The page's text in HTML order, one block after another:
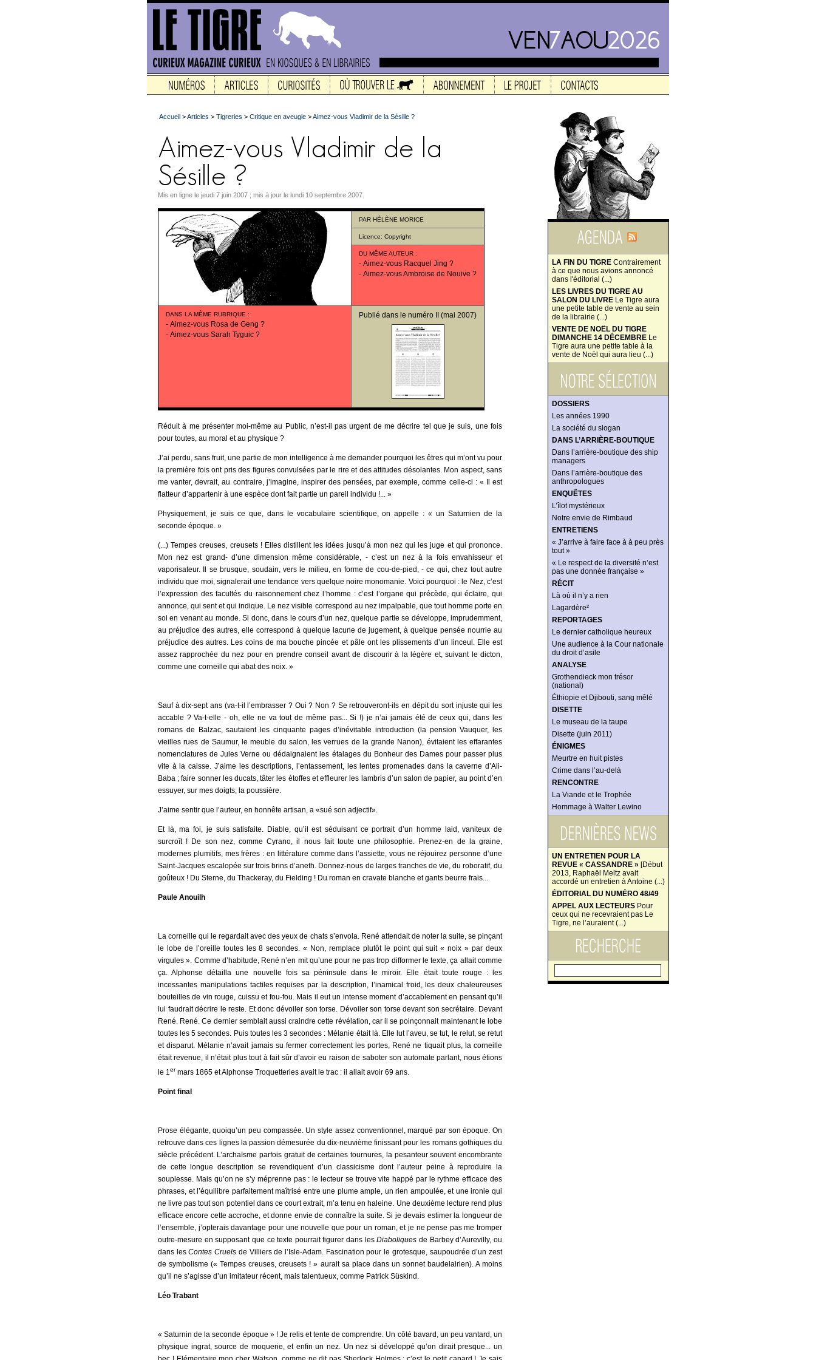
LA FIN DU TIGRE Contrairement
à ce que nous avions annoncé
dans l'éditorial (...)
LES LIVRES DU TIGRE AU
SALON DU LIVRE Le Tigre aura
une petite table de vente au sein
de la librairie (...)
VENTE DE NOËL DU TIGRE
DIMANCHE 14 DÉCEMBRE Le
Tigre aura une petite table à la
vente de Noël qui aura lieu (...)
DOSSIERS
Les années 1990
La société du slogan
DANS L’ARRIÈRE-BOUTIQUE
Dans l’arrière-boutique des ship
managers
Dans l’arrière-boutique des
anthropologues
ENQUÊTES
L’îlot mystérieux
Notre envie de Rimbaud
ENTRETIENS
« J’arrive à faire face à à peu près
tout »
« Le respect de la diversité n’est
pas une donnée française »
RÉCIT
Là où il n’y a rien
Lagardère²
REPORTAGES
Le dernier catholique heureux
Une audience à la Cour nationale
du droit d’asile
ANALYSE
Grothendieck mon trésor
(national)
Éthiopie et Djibouti, sang mêlé
DISETTE
Le museau de la taupe
Disette (juin 2011)
ÉNIGMES
Meurtre en huit pistes
Crime dans l’au-delà
RENCONTRE
La Viande et le Trophée
Hommage à Walter Lewino
UN ENTRETIEN POUR LA
REVUE « CASSANDRE » [Début
2013, Raphaël Meltz avait
accordé un entretien à Antoine (...)
ÉDITORIAL DU NUMÉRO 48/49
APPEL AUX LECTEURS Pour
ceux qui ne recevraient pas Le
Tigre, ne l’auraient (...)
Accueil >Articles > Tigreries > Critique en aveugle >Aimez-vous Vladimir de la Sésille ?
Mis en ligne le jeudi 7 juin 2007 ; mis à jour le lundi 10 septembre 2007.
PAR HÉLÈNE MORICE
Licence: Copyright
DU MÊME AUTEUR :
- Aimez-vous Racquel Jing ?
- Aimez-vous Ambroise de Nouive ?
DANS LA MÊME RUBRIQUE :
- Aimez-vous Rosa de Geng ?
- Aimez-vous Sarah Tyguic ?
Publié dans le numéro II (mai 2007)
Réduit à me présenter moi-même au Public, n’est-il pas urgent de me décrire tel que je suis, une fois
pour toutes, au moral et au physique ?
J’ai perdu, sans fruit, une partie de mon intelligence à me demander pourquoi les êtres qui m’ont vu pour
la première fois ont pris des figures convulsées par le rire et des attitudes désolantes. Mon aspect, sans
me vanter, devrait, au contraire, j’imagine, inspirer des pensées, par exemple, comme celle-ci : « Il est
flatteur d’appartenir à une espèce dont fait partie un pareil individu !... »
Physiquement, je suis ce que, dans le vocabulaire scientifique, on appelle : « un Saturnien de la
seconde époque. »
(...) Tempes creuses, creusets ! Elles distillent les idées jusqu’à mon nez qui les juge et qui prononce.
Mon nez est grand- d’une dimension même considérable, - c’est un nez à la fois envahisseur et
vaporisateur. Il se brusque, soudain, vers le milieu, en forme de cou-de-pied, - ce qui, chez tout autre
individu que moi, signalerait une tendance vers quelque noire monomanie. Voici pourquoi : le Nez, c’est
l’expression des facultés du raisonnement chez l’homme : c’est l’organe qui précède, qui éclaire, qui
annonce, qui sent et qui indique. Le nez visible correspond au nez impalpable, que tout homme porte en
soi en venant au monde. Si donc, dans le cours d’un nez, quelque partie se développe, imprudemment,
au préjudice des autres, elle correspond à quelque lacune de jugement, à quelque pensée nourrie au
préjudice des autres. Les coins de ma bouche pincée et pâle ont les plissements d’un linceul. Elle est
assez rapprochée du nez pour en prendre conseil avant de discourir à la légère et, suivant le dicton,
comme une corneille qui abat des noix. »
Sauf à dix-sept ans (va-t-il l’embrasser ? Oui ? Non ? Se retrouveront-ils en dépit du sort injuste qui les
accable ? Va-t-elle - oh, elle ne va tout de même pas... Si !) je n’ai jamais été de ceux qui, dans les
romans de Balzac, sautaient les cinquante pages d’inévitable introduction (la pension Vauquer, les
vieilles rues de Saumur, le meuble du salon, les verrues de la grande Nanon), évitaient les effarantes
nomenclatures de Jules Verne ou dédaignaient les étalages du Bonheur des Dames pour passer plus
vite à la caisse. J’aime les descriptions, l’entassement, les lentes promenades dans la caverne d’Ali-
Baba ; faire sonner les ducats, tâter les étoffes et effleurer les lambris d’un salon de papier, au point d’en
essuyer, sur mes doigts, la poussière.
J’aime sentir que l’auteur, en honnête artisan, a «sué son adjectif».
Et là, ma foi, je suis satisfaite. Diable, qu’il est séduisant ce portrait d’un homme laid, vaniteux de
surcroît ! De son nez, comme Cyrano, il nous fait toute une philosophie. Prenez-en de la graine,
modernes plumitifs, mes frères : en littérature comme dans l’assiette, vous ne réjouirez personne d’une
Saint-Jacques escalopée sur trois brins d’aneth. Donnez-nous de larges tranches de vie, du roboratif, du
goûteux ! Du Sterne, du Thackeray, du Fielding ! Du roman en cravate blanche et gants beurre frais...
Paule Anouilh
La corneille qui le regardait avec des yeux de chats s’envola. René attendait de noter la suite, se pinçant
le lobe de l’oreille toutes les 8 secondes. « Non, remplace plutôt le point qui suit « noix » par deux
virgules ». Comme d’habitude, René n’en mit qu’une pour ne pas trop difformer le texte, ça allait comme
ça. Alphonse détailla une nouvelle fois sa péninsule dans le miroir. Elle était toute rouge : les
incessantes manipulations tactiles requises par la description, l’inamical froid, les deux chaleureuses
bouteilles de vin rouge, cuissu et fou-fou. Mais il eut un intense moment d’accablement en pensant qu’il
lui faudrait décrire le reste. Et donc dévoiler son torse. Dévoiler son torse devant son secrétaire. Devant
René. René. Ce dernier semblait aussi craindre cette révélation, car il se poinçonnait maintenant le lobe
toutes les 5 secondes. Puis toutes les 3 secondes : Mélanie était là. Elle lut l’aveu, se tut, le relut, se retut
et disparut. Mélanie n’avait jamais su fermer correctement les portes, René ne tiquait plus, la corneille
était revenue, il n’était plus tout à fait sûr d’avoir eu raison de saboter son automate parlant, nous étions
le 1er mars 1865 et Alphonse Troquetteries avait le trac : il allait avoir 69 ans.
Point final
Prose élégante, quoiqu’un peu compassée. Un style assez conventionnel, marqué par son époque. On
retrouve dans ces lignes la passion démesurée du dix-neuvième finissant pour les romans gothiques du
siècle précédent. L’archaïsme parfois gratuit de certaines tournures, la pesanteur souvent encombrante
de cette longue description se revendiquent d’un classicisme dont l’auteur peine à reproduire la
souplesse. Mais qu’on ne s’y méprenne pas : le lecteur se trouve vite happé par le rythme efficace des
phrases, et l’équilibre parfaitement maîtrisé entre une plume ample, un rien ampoulée, et une ironie qui
ne livre pas tout son potentiel dans ce court extrait, m’a tenu en haleine. Une deuxième lecture rend plus
efficace encore cette accroche, et donne envie de connaître la suite. Si je devais estimer la longueur de
l’ensemble, j’opterais davantage pour une nouvelle que pour un roman, et je ne pense pas me tromper
outre-mesure en supposant que ce texte pourrait figurer dans lesDiaboliques de Barbey d’Aurevilly, ou
dans lesContes Cruels de Villiers de l’Isle-Adam. Fascination pour le grotesque, saupoudrée d’un zest
de symbolisme (« Tempes creuses, creusets ! » aurait sa place dans un sonnet baudelairien). A moins
qu’il ne s’agisse d’un imitateur récent, mais talentueux, comme Patrick Süskind.
Léo Trabant
« Saturnin de la seconde époque » ! Je relis et tente de comprendre. Un côté bavard, un peu vantard, un
physique ingrat, source de moquerie, et enfin un nez. Un nez si développé qu’on dirait presque... un